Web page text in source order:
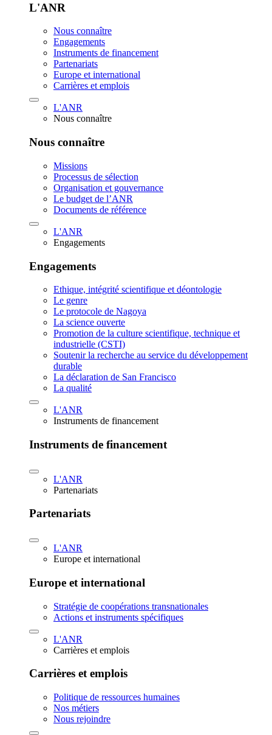
L'ANR
Nous connaître
Engagements
Instruments de financement
Partenariats
Europe et international
Carrières et emplois
L'ANR
Nous connaître
Nous connaître
Missions
Processus de sélection
Organisation et gouvernance
Le budget de l’ANR
Documents de référence
L'ANR
Engagements
Engagements
Ethique, intégrité scientifique et déontologie
Le genre
Le protocole de Nagoya
La science ouverte
Promotion de la culture scientifique, technique et
industrielle (CSTI)
Soutenir la recherche au service du développement
durable
La déclaration de San Francisco
La qualité
L'ANR
Instruments de financement
Instruments de financement
L'ANR
Partenariats
Partenariats
L'ANR
Europe et international
Europe et international
Stratégie de coopérations transnationales
Actions et instruments spécifiques
L'ANR
Carrières et emplois
Carrières et emplois
Politique de ressources humaines
Nos métiers
Nous rejoindre